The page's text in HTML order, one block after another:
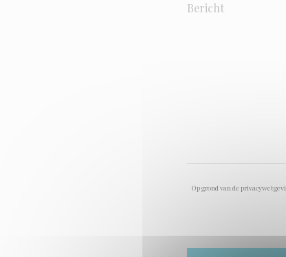
Op grond van de